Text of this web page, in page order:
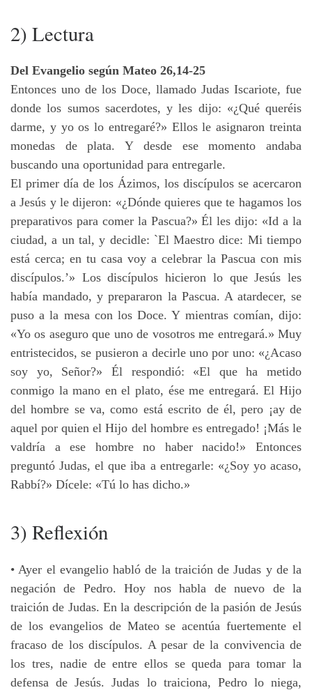
2) Lectura
Del Evangelio según Mateo 26,14-25
Entonces uno de los Doce, llamado Judas Iscariote, fue
donde los sumos sacerdotes, y les dijo: «¿Qué queréis
darme, y yo os lo entregaré?» Ellos le asignaron treinta
monedas de plata. Y desde ese momento andaba
buscando una oportunidad para entregarle.
El primer día de los Ázimos, los discípulos se acercaron
a Jesús y le dijeron: «¿Dónde quieres que te hagamos los
preparativos para comer la Pascua?» Él les dijo: «Id a la
ciudad, a un tal, y decidle: `El Maestro dice: Mi tiempo
está cerca; en tu casa voy a celebrar la Pascua con mis
discípulos.’» Los discípulos hicieron lo que Jesús les
había mandado, y prepararon la Pascua. A atardecer, se
puso a la mesa con los Doce. Y mientras comían, dijo:
«Yo os aseguro que uno de vosotros me entregará.» Muy
entristecidos, se pusieron a decirle uno por uno: «¿Acaso
soy yo, Señor?» Él respondió: «El que ha metido
conmigo la mano en el plato, ése me entregará. El Hijo
del hombre se va, como está escrito de él, pero ¡ay de
aquel por quien el Hijo del hombre es entregado! ¡Más le
valdría a ese hombre no haber nacido!» Entonces
preguntó Judas, el que iba a entregarle: «¿Soy yo acaso,
Rabbí?» Dícele: «Tú lo has dicho.»
3) Reflexión
• Ayer el evangelio habló de la traición de Judas y de la
negación de Pedro. Hoy nos habla de nuevo de la
traición de Judas. En la descripción de la pasión de Jesús
de los evangelios de Mateo se acentúa fuertemente el
fracaso de los discípulos. A pesar de la convivencia de
los tres, nadie de entre ellos se queda para tomar la
defensa de Jesús. Judas lo traiciona, Pedro lo niega,